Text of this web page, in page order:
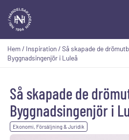
Hem/ Inspiration/Så skapade de
Byggnadsingenjör i Luleå
Så skapade de
Byggnadsingenjör i
Ekonomi, Försäljning & Juridik